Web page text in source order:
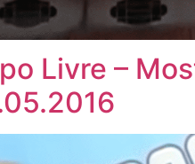
Livre –